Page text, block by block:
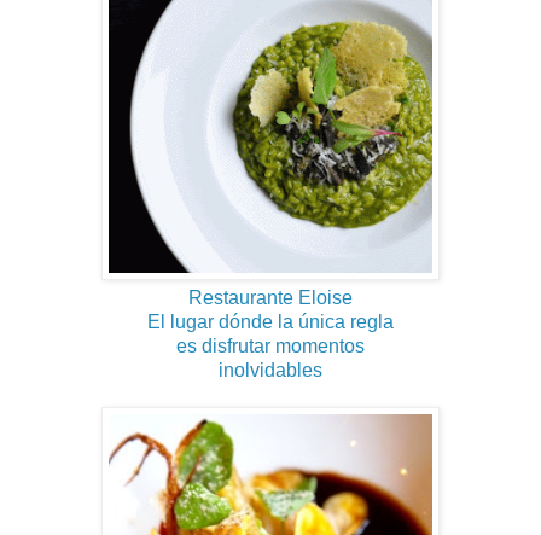
Restaurante Eloise
El lugar dónde la única regla
es disfrutar momentos
inolvidables